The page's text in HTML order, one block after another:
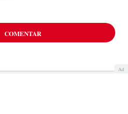
COMENTAR
Ad